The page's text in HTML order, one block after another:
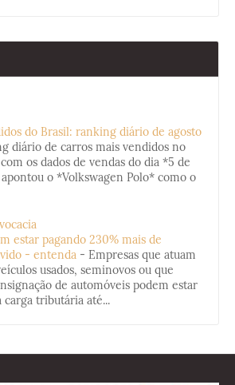
do Brasil: ranking diário de agosto
diário de carros mais vendidos no
os dados de vendas do dia *5 de
o *Volkswagen Polo* como o
estar pagando 230% mais de
- entenda - Empresas que atuam
usados, seminovos ou que
de automóveis podem estar
tributária até...